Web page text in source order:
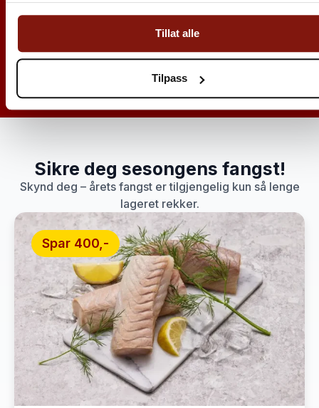
Tillat alle
Tilpass
familiens favoritt
6 670,-
Sikre deg sesongens fangst!
Skynd deg – årets fangst er tilgjengelig kun så lenge
lageret rekker.
Spar 400,-